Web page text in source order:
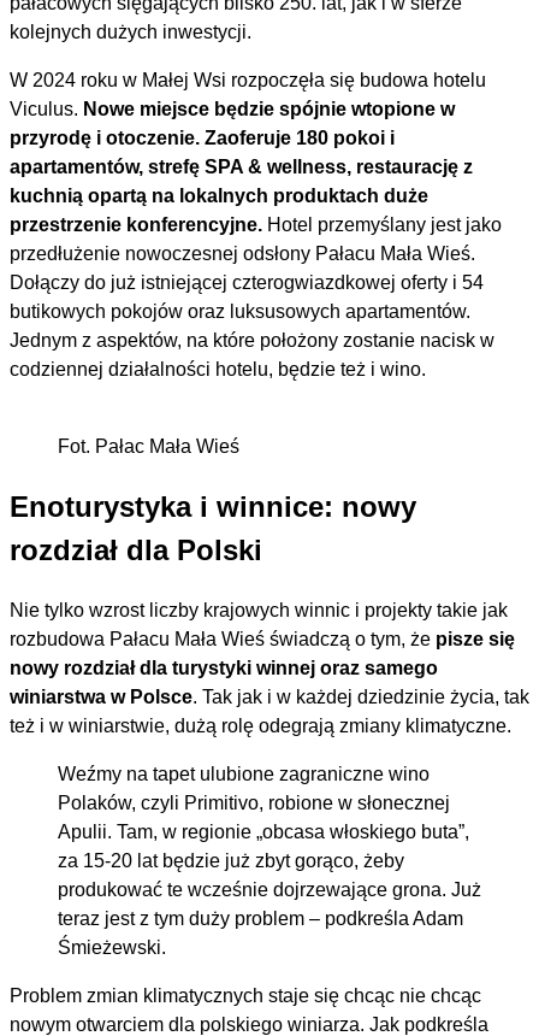
kolejnych dużych inwestycji.
W 2024 roku w Małej Wsi rozpoczęła się budowa hotelu
Viculus. Nowe miejsce będzie spójnie wtopione w
przyrodę i otoczenie. Zaoferuje 180 pokoi i
apartamentów, strefę SPA & wellness, restaurację z
kuchnią opartą na lokalnych produktach duże
przestrzenie konferencyjne. Hotel przemyślany jest jako
przedłużenie nowoczesnej odsłony Pałacu Mała Wieś.
Dołączy do już istniejącej czterogwiazdkowej oferty i 54
butikowych pokojów oraz luksusowych apartamentów.
Jednym z aspektów, na które położony zostanie nacisk w
codziennej działalności hotelu, będzie też i wino.
Fot. Pałac Mała Wieś
Enoturystyka i winnice: nowy
rozdział dla Polski
Nie tylko wzrost liczby krajowych winnic i projekty takie jak
rozbudowa Pałacu Mała Wieś świadczą o tym, że pisze się
nowy rozdział dla turystyki winnej oraz samego
winiarstwa w Polsce. Tak jak i w każdej dziedzinie życia, tak
też i w winiarstwie, dużą rolę odegrają zmiany klimatyczne.
Weźmy na tapet ulubione zagraniczne wino
Polaków, czyli Primitivo, robione w słonecznej
Apulii. Tam, w regionie „obcasa włoskiego buta”,
za 15-20 lat będzie już zbyt gorąco, żeby
produkować te wcześnie dojrzewające grona. Już
teraz jest z tym duży problem – podkreśla Adam
Śmieżewski.
Problem zmian klimatycznych staje się chcąc nie chcąc
nowym otwarciem dla polskiego winiarza. Jak podkreśla